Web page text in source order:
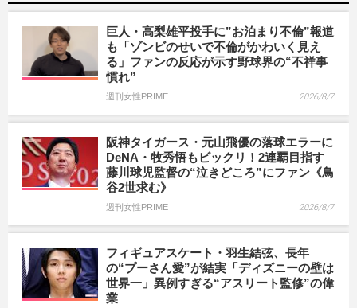
巨人・高梨雄平投手に”お泊まり不倫”報道
も「ゾンビのせいで不倫がかわいく見え
る」ファンの反応が示す野球界の“不祥事
慣れ”
週刊女性PRIME 2026/8/7
阪神タイガース・元山飛優の落球エラーに
DeNA・牧秀悟もビックリ！2連覇目指す
藤川球児監督の“泣きどころ”にファン《鳥
谷2世求む》
週刊女性PRIME 2026/8/7
フィギュアスケート・羽生結弦、長年
の“プーさん愛”が結実「ディズニーの壁は
世界一」異例すぎる“アスリート監修”の偉
業